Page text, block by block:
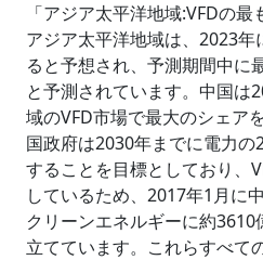
「アジア太平洋地域:VFDの最
アジア太平洋地域は、2023年
ると予想され、予測期間中に
と予測されています。中国は
域のVFD市場で最大のシェア
国政府は2030年までに電力
することを目標としており、
しているため、2017年1月に
クリーンエネルギーに約
立てています。これらすべて